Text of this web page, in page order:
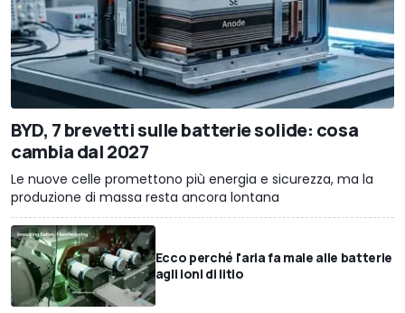
BYD, 7 brevetti sulle batterie solide: cosa
cambia dal 2027
Le nuove celle promettono più energia e sicurezza, ma la
produzione di massa resta ancora lontana
Ecco perché l'aria fa male alle batterie
agli ioni di litio